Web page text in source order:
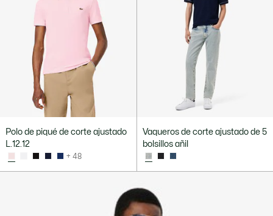
Polo de piqué de corte ajustado
L.12.12
+ 48
Vaqueros de corte ajustado de 5
bolsillos añil